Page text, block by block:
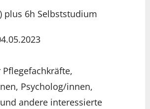
plus 6h Selbststudium
Psycholog/innen,
andere interessierte